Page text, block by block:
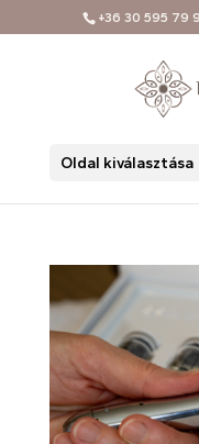
+36 30 595 79
Oldal kiválasztása